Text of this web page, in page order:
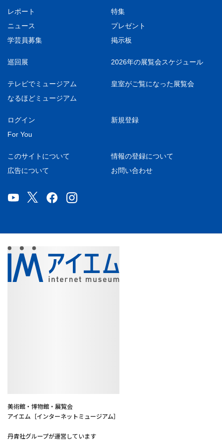
レポート
特集
ニュース
プレゼント
学芸員募集
掲示板
巡回展 2026年の展覧会スケジュール
テレビでミュージアム
皇室がご覧になった展覧会
なるほどミュージアム
ログイン
新規登録
For You
このサイトについて
情報の登録について
広告について
お問い合わせ
美術館・博物館・展覧会
アイエム［インターネットミュージアム］
丹青社グループが運営しています